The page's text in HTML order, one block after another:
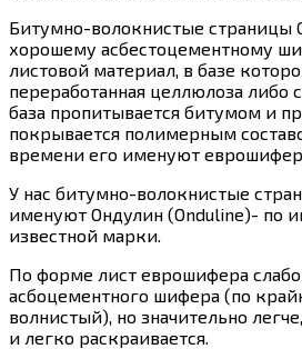
Битумно-волокнистые страницы
хорошему асбестоцементному
листовой материал, в базе
переработанная целлюлоза либо
база пропитывается битумом и
покрывается полимерным
времени его именуют
У нас битумно-волокнистые
именуют Ондулин (Onduline)- по
известной марки.
По форме лист еврошифера слабо
асбоцементного шифера (по
волнистый), но значительно
и легко раскраивается.